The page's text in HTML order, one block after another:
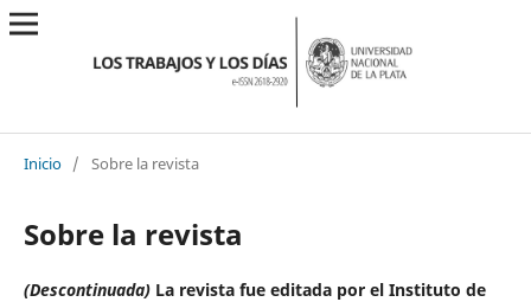
Inicio / Sobre la revista
Sobre la revista
(Descontinuada)La revista fue editada por el Instituto de